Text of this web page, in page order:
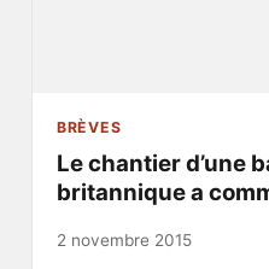
BRÈVES
Le chantier d’une
britannique a
2 novembre 2015